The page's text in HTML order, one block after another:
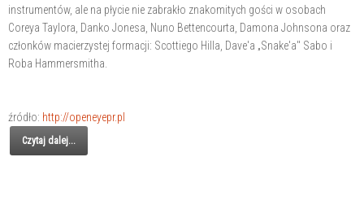
instrumentów, ale na płycie nie zabrakło znakomitych gości w osobach
Coreya Taylora, Danko Jonesa, Nuno Bettencourta, Damona Johnsona oraz
członków macierzystej formacji: Scottiego Hilla, Dave'a „Snake'a" Sabo i
Roba Hammersmitha.
źródło: http://openeyepr.pl
Czytaj dalej...